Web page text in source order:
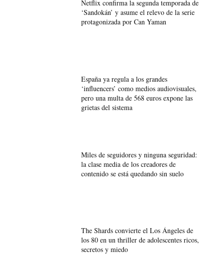
Netflix confirma la segunda temporada de
‘Sandokán’ y asume el relevo de la serie
protagonizada por Can Yaman
España ya regula a los grandes
‘influencers’ como medios audiovisuales,
pero una multa de 568 euros expone las
grietas del sistema
Miles de seguidores y ninguna seguridad:
la clase media de los creadores de
contenido se está quedando sin suelo
The Shards convierte el Los Ángeles de
los 80 en un thriller de adolescentes ricos,
secretos y miedo